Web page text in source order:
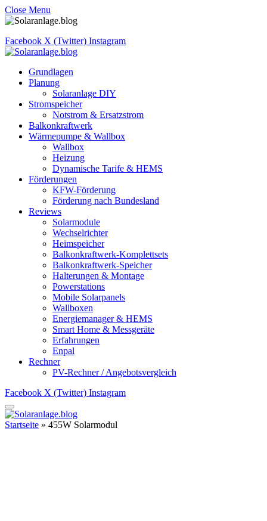
Close Menu
Facebook X (Twitter) Instagram
Grundlagen
Planung
Solaranlage DIY
Stromspeicher
Notstrom & Ersatzstrom
Balkonkraftwerk
Wärmepumpe & Wallbox
Wallbox
Heizung
Dynamische Tarife & HEMS
Förderungen
KFW-Förderung
Förderung nach Bundesland
Reviews
Solarmodule
Wechselrichter
Heimspeicher
Balkonkraftwerk-Komplettsets
Balkonkraftwerk-Speicher
Halterungen & Montage
Powerstations
Mobile Solarpanels
Wallboxen
Energiemanager & HEMS
Smart Home & Messgeräte
Erfahrungen
Enpal
Rechner
PV-Rechner / Angebotsvergleich
Facebook X (Twitter) Instagram
Startseite » 455W Solarmodul